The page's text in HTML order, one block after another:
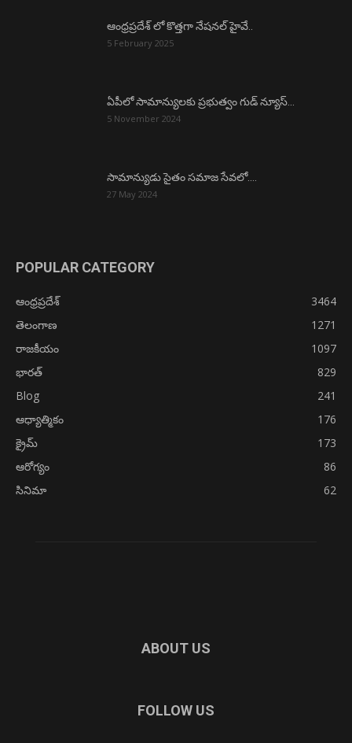
ఆంధ్రప్రదేశ్ లో కొత్తగా నేషనల్ హైవే..
5 February 2025
ఏపీలో సామాన్యులకు ప్రభుత్వం గుడ్ న్యూస్…
5 November 2024
సామాన్యుడు సైతం సమాజ సేవలో….
27 May 2024
POPULAR CATEGORY
ఆంధ్రప్రదేశ్
3464
తెలంగాణ
1271
రాజకీయం
1097
భారత్
829
Blog
241
ఆధ్యాత్మికం
176
క్రైమ్
173
ఆరోగ్యం
86
సినిమా
62
ABOUT US
FOLLOW US